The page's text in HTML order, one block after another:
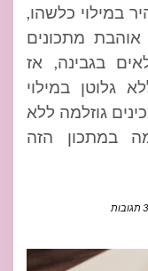
במילוי כלשהו,
מתכונים
בגבינה, אז
גלוטן במילוי
גוזלמה ללא
במתכון הזה
3 תגובות